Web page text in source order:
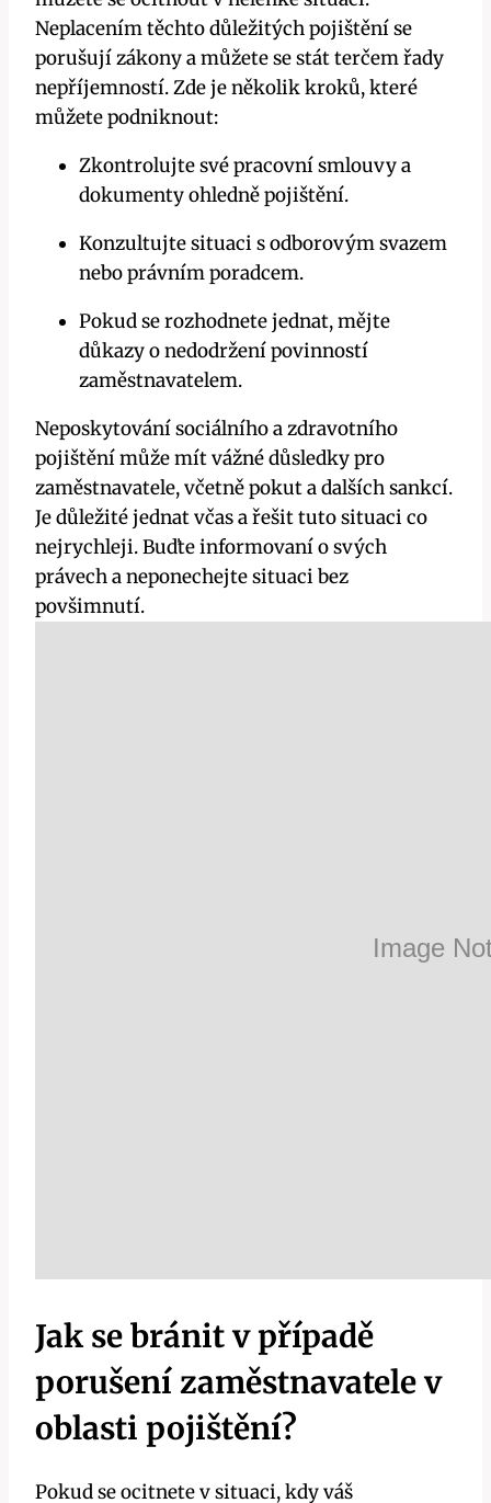
Neplacením těchto důležitých pojištění se
porušují zákony a můžete se stát terčem řady
nepříjemností. Zde je několik kroků, které
můžete podniknout:
Zkontrolujte své pracovní smlouvy a
dokumenty ohledně pojištění.
Konzultujte situaci s odborovým svazem
nebo právním poradcem.
Pokud se rozhodnete jednat, mějte
důkazy o nedodržení povinností
zaměstnavatelem.
Neposkytování sociálního a zdravotního
pojištění může mít vážné důsledky pro
zaměstnavatele, včetně pokut a dalších sankcí.
Je důležité jednat včas a řešit tuto situaci co
nejrychleji. Buďte informovaní o svých
právech a neponechejte situaci bez
povšimnutí.
Jak se bránit v případě
porušení zaměstnavatele v
oblasti pojištění?
Pokud se ocitnete v situaci, kdy váš